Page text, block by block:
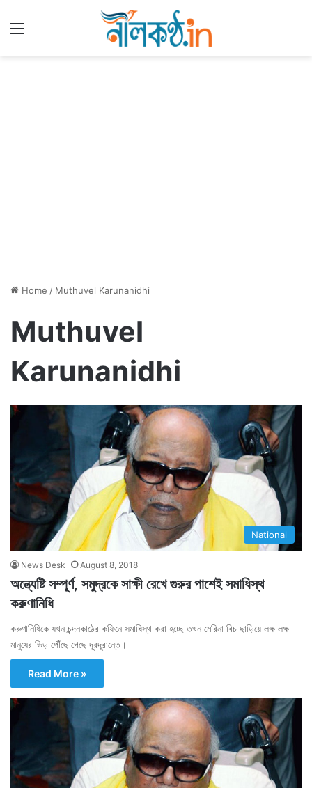
Home / Muthuvel Karunanidhi
Muthuvel
Karunanidhi
National
News Desk August 8, 2018
অন্ত্যেষ্টি সম্পূর্ণ, সমুদ্রকে সাক্ষী রেখে গুরুর পাশেই সমাধিস্থ
করুণানিধি
করুণানিধিকে যখন চন্দনকাঠের কফিনে সমাধিস্থ করা হচ্ছে তখন মেরিনা বিচ ছাড়িয়ে লক্ষ লক্ষ
মানুষের ভিড় পৌঁছে গেছে দূরদূরান্তে।
Read More »